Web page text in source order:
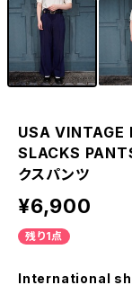
USA VINTAGE
SLACKS
クスパンツ
¥6,900
残り1点
International